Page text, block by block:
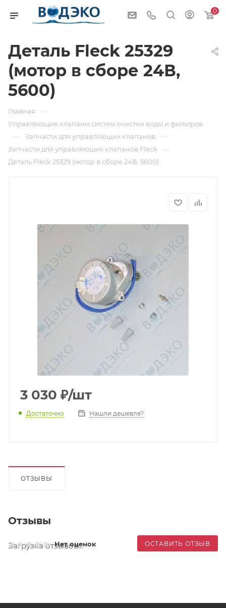
0
Деталь Fleck 25329
(мотор в сборе 24В,
5600)
Главная —
Управляющие клапаны систем очистки воды и фильтров
— Запчасти для управляющих клапанов —
Запчасти для управляющих клапанов Fleck —
Деталь Fleck 25329 (мотор в сборе 24В, 5600)
3 030 ₽/шт
Достаточно Нашли дешевле?
ОТЗЫВЫ
Отзывы
Нет оценок ОСТАВИТЬ ОТЗЫВ
Загрузка отзывов...